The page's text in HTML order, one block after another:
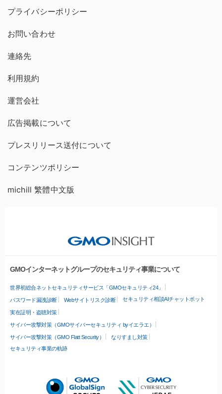
プライバシーポリシー
お問い合わせ
連絡先
利用規約
運営会社
広告掲載について
プレスリリース送付について
コンテンツポリシー
michill 繁體中文版
GMOインターネットグループのセキュリティ事業について
世界初総合ネットセキュリティサービス「GMOセキュリティ24」
パスワード漏洩診断 Webサイトリスク診断 セキュリティ相談AIチャットボット
実在証明・盗聴対策
サイバー攻撃対策（GMOサイバーセキュリティ byイエラエ）
サイバー攻撃対策（GMO Flatt Security）
なりすまし対策
セキュリティ事業の軌跡